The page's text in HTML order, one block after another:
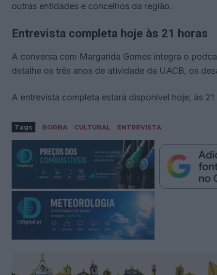
outras entidades e concelhos da região.
Entrevista completa hoje às 21 horas
A conversa com Margarida Gomes integra o
detalhe os três anos de atividade da UACB, os
A entrevista completa estará disponível hoje, às
Tags BORBA CULTURAL ENTREVISTA